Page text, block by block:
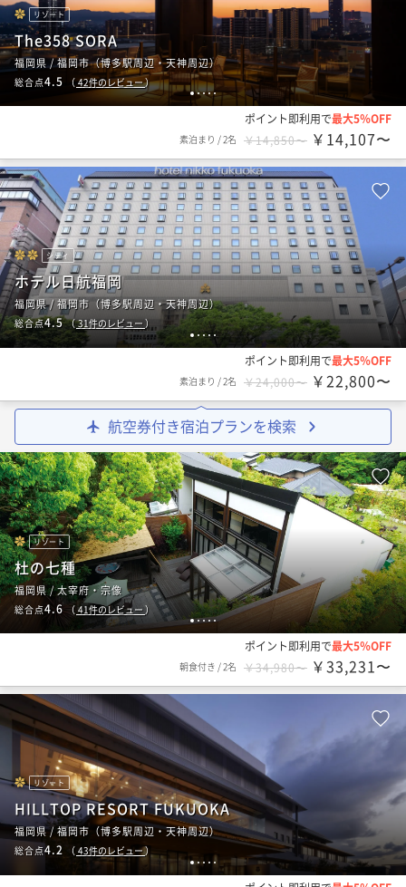
12345
リゾート
The358 SORA
福岡県 / 福岡市（博多駅周辺・天神周辺）
総合点4.5 （ 42件のレビュー）
ポイント即利用で最大5％OFF
素泊まり /2名 ￥14,850〜 ￥14,107〜
1 2 34 5
シティ
ホテル日航福岡
福岡県 / 福岡市（博多駅周辺・天神周辺）
総合点4.5（31件のレビュー）
ポイント即利用で最大5％OFF
素泊まり /2名 ￥24,000〜 ￥22,800〜
航空券付き宿泊プランを検索
12345
リゾート
杜の七種
福岡県 / 太宰府・宗像
総合点4.6 （ 41件のレビュー）
ポイント即利用で最大5％OFF
朝食付き /2名 ￥34,980〜 ￥33,231〜
123 4 5
リゾート
HILLTOP RESORT FUKUOKA
福岡県 / 福岡市（博多駅周辺・天神周辺）
総合点4.2 （ 43件のレビュー）